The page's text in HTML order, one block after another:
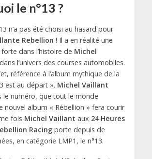
le n°13 ?
n’a pas été choisi au hasard pour
Rebellion ! Il a en réalité une
dans l’histoire de Michel
l’univers des courses automobiles.
référence à l’album mythique de la
est au départ ». Michel Vaillant
le numéro, que tout le monde
nouvel album « Rébellion » fera courir
fois Michel Vaillant aux 24 Heures
Racingporte depuis de
en catégorie LMP1, le n°13.